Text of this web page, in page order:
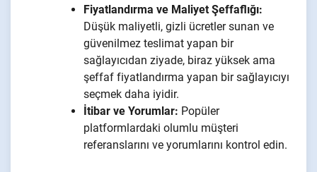
Fiyatlandırma ve Maliyet Şeffaflığı:
Düşük maliyetli, gizli ücretler sunan ve
güvenilmez teslimat yapan bir
sağlayıcıdan ziyade, biraz yüksek ama
şeffaf fiyatlandırma yapan bir sağlayıcıyı
seçmek daha iyidir.
İtibar ve Yorumlar: Popüler
platformlardaki olumlu müşteri
referanslarını ve yorumlarını kontrol edin.